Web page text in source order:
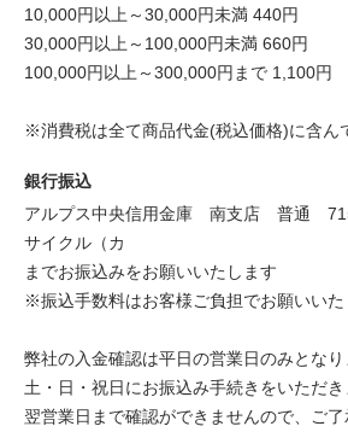
10,000円以上～30,000円未満 440円
30,000円以上～100,000円未満 660円
100,000円以上～300,000円まで 1,100円
※消費税は全て商品代金(税込価格)に含ん
銀行振込
アルプス中央信用金庫 南支店 普通
サイクル（カ
までお振込みをお願いいたします
※振込手数料はお客様ご負担でお願いいた
弊社の入金確認は平日の営業日のみとなり
土・日・祝日にお振込み手続きをいただ
翌営業日まで確認ができませんので、ご了